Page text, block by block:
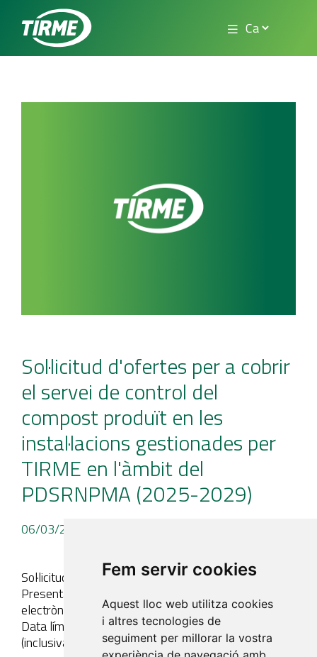
Fem servir cookies
Aquest lloc web utilitza cookies
i altres tecnologies de
seguiment per millorar la vostra
Sol·licitud d'ofertes per a cobrir
el servei de control del
compost produït en les
instal·lacions gestionades per
TIRME en l'àmbit del
PDSRNPMA (2025-2029)
06/03/25
Sol·licitud d'oferta: PMVA – Lot 08 Compost
Presentació d'ofertes segons plec adjunt via correu
electrònic a l'adreça: medioambiente@tirme.com
Data límit presentació d'ofertes: 20/03/25
(inclusivament)